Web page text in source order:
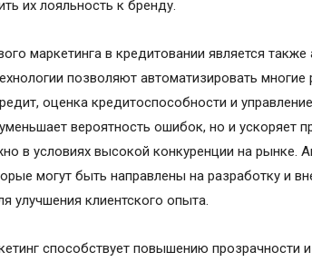
их лояльность к бренду.
маркетинга в кредитовании является также
позволяют автоматизировать многие
оценка кредитоспособности и
вероятность ошибок, но и ускоряет
в условиях высокой конкуренции на рынке.
могут быть направлены на разработку и
улучшения клиентского опыта.
способствует повышению прозрачности